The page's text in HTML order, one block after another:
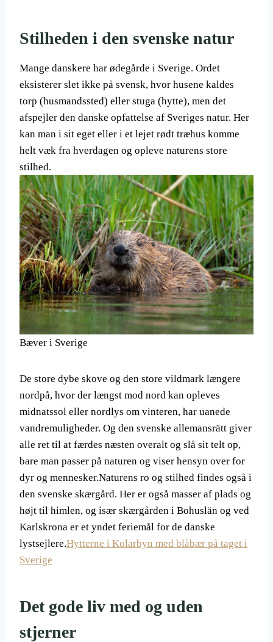
Stilheden i den svenske natur
Mange danskere har ødegårde i Sverige. Ordet
eksisterer slet ikke på svensk, hvor husene kaldes
torp (husmandssted) eller stuga (hytte), men det
afspejler den danske opfattelse af Sveriges natur. Her
kan man i sit eget eller i et lejet rødt træhus komme
helt væk fra hverdagen og opleve naturens store
stilhed.
Bæver i Sverige
De store dybe skove og den store vildmark længere
nordpå, hvor der længst mod nord kan opleves
midnatssol eller nordlys om vinteren, har uanede
vandremuligheder. Og den svenske allemansrätt giver
alle ret til at færdes næsten overalt og slå sit telt op,
bare man passer på naturen og viser hensyn over for
dyr og mennesker.Naturens ro og stilhed findes også i
den svenske skærgård. Her er også masser af plads og
højt til himlen, og især skærgården i Bohuslän og ved
Karlskrona er et yndet feriemål for de danske
lystsejlere.Hytterne i Kolarbyn med blåbær på taget i
Sverige
Det gode liv med og uden
stjerner